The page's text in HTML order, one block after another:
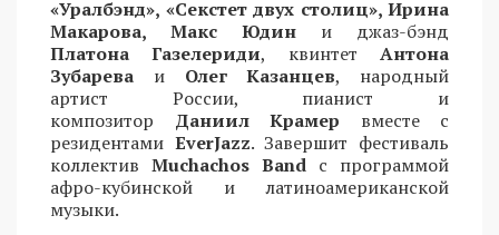
«Уралбэнд», «Секстет двух столиц», Ирина
Макарова, Макс Юдин и джаз-бэнд
Платона Газелериди, квинтетАнтона
Зубарева и Олег Казанцев, народный
артист России, пианист и
композитор Даниил Крамер вместе с
резидентами EverJazz. Завершит фестиваль
коллектив Muchachos Band с программой
афро-кубинской и латиноамериканской
музыки.